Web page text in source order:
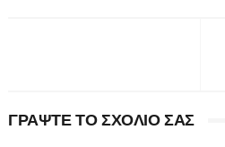
ΓΡΑΨΤΕ ΤΟ ΣΧΟΛΙΟ ΣΑΣ